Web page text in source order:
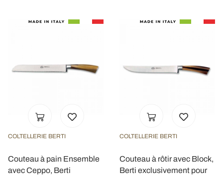
COLTELLERIE BERTI
Couteau à pain Ensemble
avec Ceppo, Berti
COLTELLERIE BERTI
Couteau à rôtir avec Block,
Berti exclusivement pour